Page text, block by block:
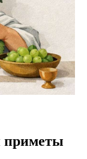
приметы